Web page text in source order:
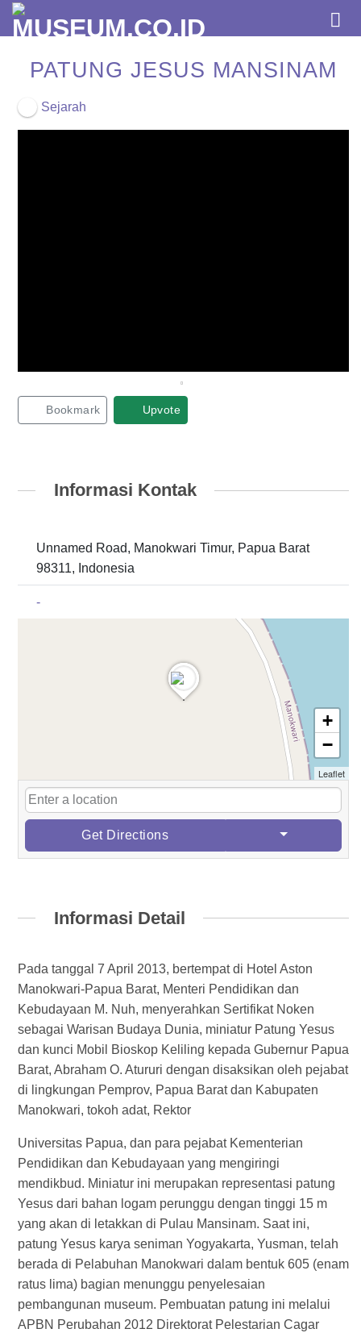
Skip
PATUNG JESUS MANSINAM
Sejarah
Bookmark Upvote
Informasi Kontak
Unnamed Road, Manokwari Timur, Papua Barat
98311, Indonesia
-
+
−
Leaflet
Get Directions
Informasi Detail
Pada tanggal 7 April 2013, bertempat di Hotel Aston
Manokwari-Papua Barat, Menteri Pendidikan dan
Kebudayaan M. Nuh, menyerahkan Sertifikat Noken
sebagai Warisan Budaya Dunia, miniatur Patung Yesus
dan kunci Mobil Bioskop Keliling kepada Gubernur Papua
Barat, Abraham O. Atururi dengan disaksikan oleh pejabat
di lingkungan Pemprov, Papua Barat dan Kabupaten
Manokwari, tokoh adat, Rektor
Universitas Papua, dan para pejabat Kementerian
Pendidikan dan Kebudayaan yang mengiringi
mendikbud. Miniatur ini merupakan representasi patung
Yesus dari bahan logam perunggu dengan tinggi 15 m
yang akan di letakkan di Pulau Mansinam. Saat ini,
patung Yesus karya seniman Yogyakarta, Yusman, telah
berada di Pelabuhan Manokwari dalam bentuk 605 (enam
ratus lima) bagian menunggu penyelesaian
pembangunan museum. Pembuatan patung ini melalui
APBN Perubahan 2012 Direktorat Pelestarian Cagar